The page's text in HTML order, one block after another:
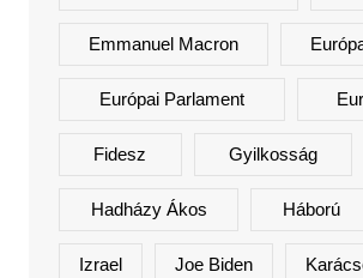
Emmanuel Macron
Európai Parlament
Fidesz Gyilkosság
Hadházy Ákos Háború
Izrael Joe Biden